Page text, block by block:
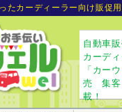
たカーディーラー向け販促
自動車
カーデ
「カー
売 集客
載！